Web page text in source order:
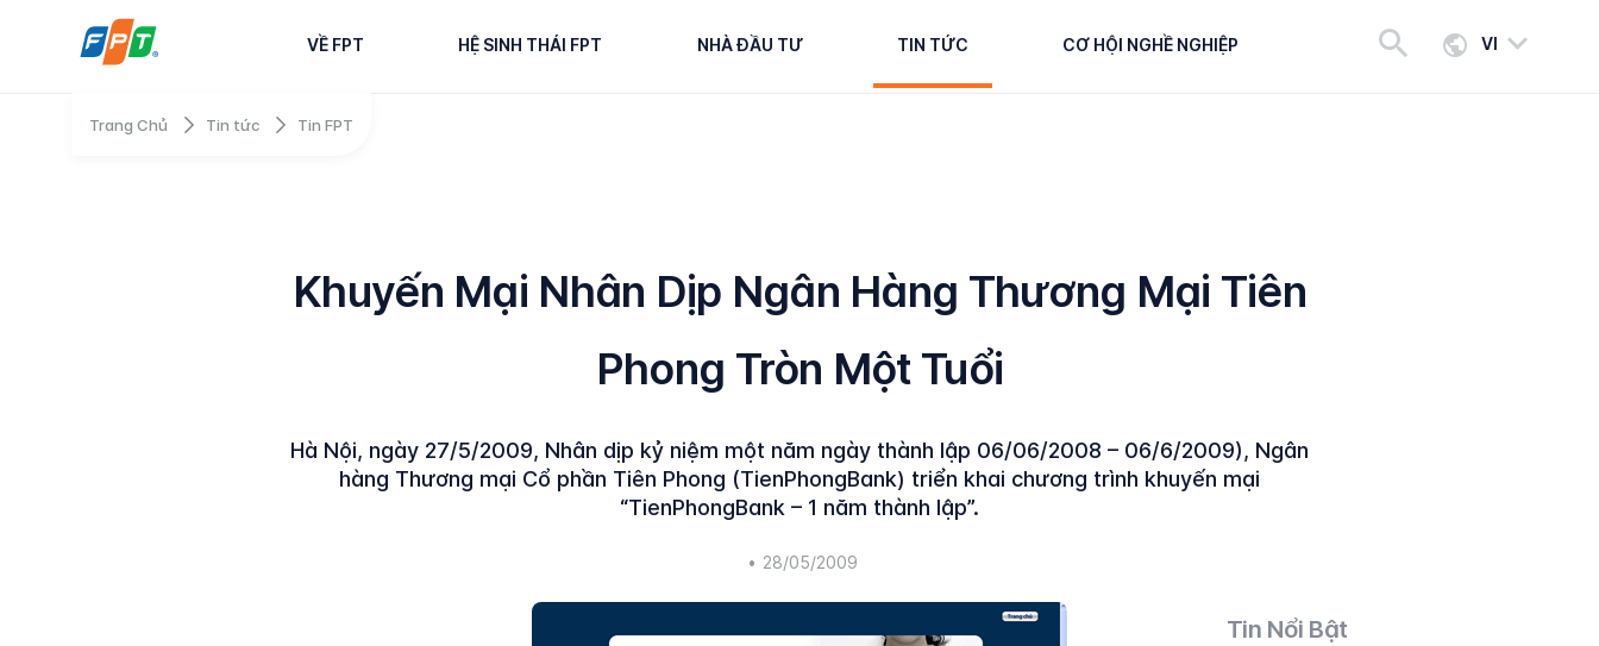
VỀ FPT HỆ SINH THÁI FPT NHÀ ĐẦU TƯ TIN TỨC CƠ HỘI NGHỀ NGHIỆP VI
Trang Chủ Tin tức Tin FPT
Khuyến Mại Nhân Dịp Ngân Hàng Thương Mại Tiên
Phong Tròn Một Tuổi
Hà Nội, ngày 27/5/2009, Nhân dịp kỷ niệm một năm ngày thành lập 06/06/2008 – 06/6/2009), Ngân
hàng Thương mại Cổ phần Tiên Phong (TienPhongBank) triển khai chương trình khuyến mại
“TienPhongBank – 1 năm thành lập”.
• 28/05/2009
Tin Nổi Bật